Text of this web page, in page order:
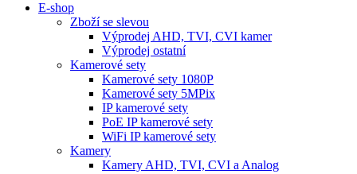
E-shop
Zboží se slevou
Výprodej AHD, TVI, CVI kamer
Výprodej ostatní
Kamerové sety
Kamerové sety 1080P
Kamerové sety 5MPix
IP kamerové sety
PoE IP kamerové sety
WiFi IP kamerové sety
Kamery
Kamery AHD, TVI, CVI a Analog